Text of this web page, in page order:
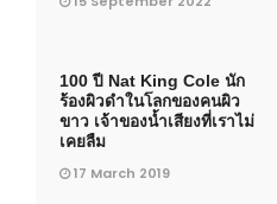
100 ปี Nat King Cole นัก
ร้องผิวดำในโลกของคนผิว
ขาว เจ้าของน้ำเสียงที่เราไม่
เคยลืม
17 March 2019